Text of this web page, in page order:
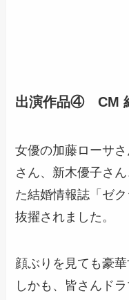
出演作品④ CM
女優の加藤ローサ
さん、新木優子さ
た結婚情報誌「ゼ
抜擢されました。
顔ぶりを見ても豪華
しかも、皆さんド